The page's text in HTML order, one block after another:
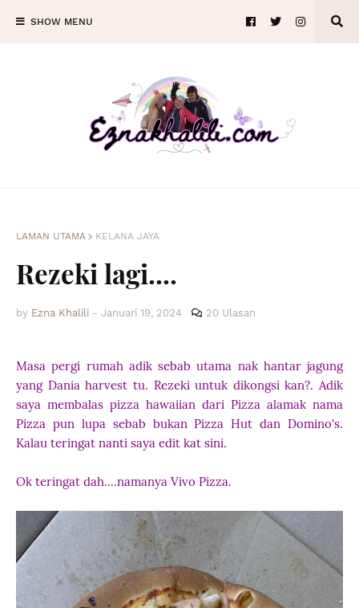
SHOW MENU
LAMAN UTAMA KELANA JAYA
Rezeki lagi....
by Ezna Khalili - Januari 19, 2024 20 Ulasan
Masa pergi rumah adik sebab utama nak hantar jagung
yang Dania harvest tu. Rezeki untuk dikongsi kan?. Adik
saya membalas pizza hawaiian dari Pizza alamak nama
Pizza pun lupa sebab bukan Pizza Hut dan Domino's.
Kalau teringat nanti saya edit kat sini.
Ok teringat dah....namanya Vivo Pizza.